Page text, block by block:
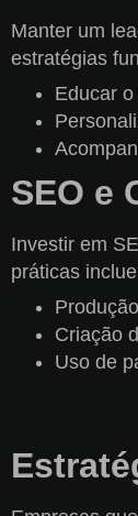
Manter um
estratégias
Educar
SEO e
Investir em
práticas
Criação
Uso de